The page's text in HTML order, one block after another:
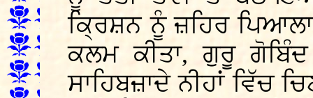
ਕ੍ਰਿਸ਼ਨ ਨੂੰ ਜ਼ਹਿਰ
ਕਲਮ ਕੀਤਾ, ਗੁਰੂ
ਸਾਹਿਬਜ਼ਾਦੇ ਨੀਹਾਂ ਵਿੱਚ